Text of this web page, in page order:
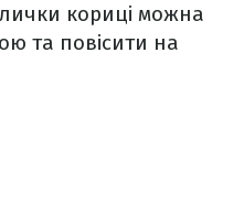
кориці можна
та повісити на